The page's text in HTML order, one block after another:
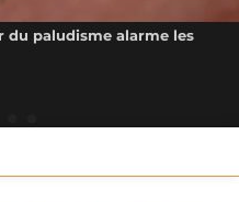
du paludisme alarme les